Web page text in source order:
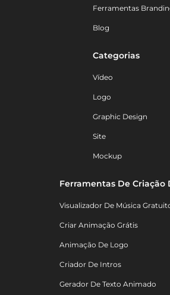
Ferramentas
Blog
Categorias
Vídeo
Logo
Graphic Design
Site
Mockup
Ferramentas De Criação
Visualizador De Música
Criar Animação Grátis
Animação De Logo
Criador De Intros
Gerador De Texto Animado